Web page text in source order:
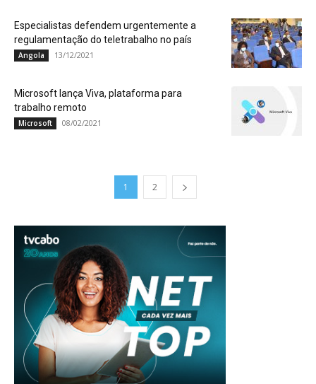
Especialistas defendem urgentemente a
regulamentação do teletrabalho no país
Angola 13/12/2021
Microsoft lança Viva, plataforma para
trabalho remoto
Microsoft 08/02/2021
1 2